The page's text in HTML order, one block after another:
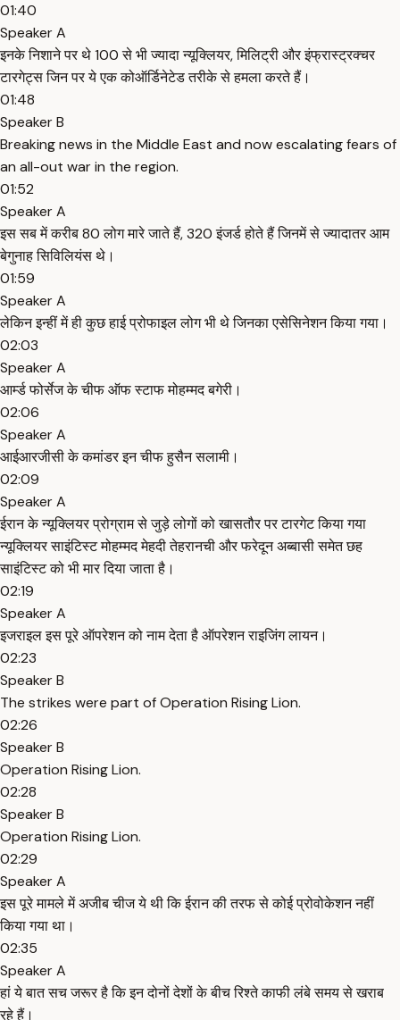
01:40
Speaker A
इनके निशाने पर थे 100 से भी ज्यादा न्यूक्लियर, मिलिट्री और इंफ्रास्ट्रक्चर
टारगेट्स जिन पर ये एक कोऑर्डिनेटेड तरीके से हमला करते हैं।
01:48
Speaker B
Breaking news in the Middle East and now escalating fears of
an all-out war in the region.
01:52
Speaker A
इस सब में करीब 80 लोग मारे जाते हैं, 320 इंजर्ड होते हैं जिनमें से ज्यादातर आम
बेगुनाह सिविलियंस थे।
01:59
Speaker A
लेकिन इन्हीं में ही कुछ हाई प्रोफाइल लोग भी थे जिनका एसेसिनेशन किया गया।
02:03
Speaker A
आर्म्ड फोर्सेज के चीफ ऑफ स्टाफ मोहम्मद बगेरी।
02:06
Speaker A
आईआरजीसी के कमांडर इन चीफ हुसैन सलामी।
02:09
Speaker A
ईरान के न्यूक्लियर प्रोग्राम से जुड़े लोगों को खासतौर पर टारगेट किया गया
न्यूक्लियर साइंटिस्ट मोहम्मद मेहदी तेहरानची और फरेदून अब्बासी समेत छह
साइंटिस्ट को भी मार दिया जाता है।
02:19
Speaker A
इजराइल इस पूरे ऑपरेशन को नाम देता है ऑपरेशन राइजिंग लायन।
02:23
Speaker B
The strikes were part of Operation Rising Lion.
02:26
Speaker B
Operation Rising Lion.
02:28
Speaker B
Operation Rising Lion.
02:29
Speaker A
इस पूरे मामले में अजीब चीज ये थी कि ईरान की तरफ से कोई प्रोवोकेशन नहीं
किया गया था।
02:35
Speaker A
हां ये बात सच जरूर है कि इन दोनों देशों के बीच रिश्ते काफी लंबे समय से खराब
रहे हैं।